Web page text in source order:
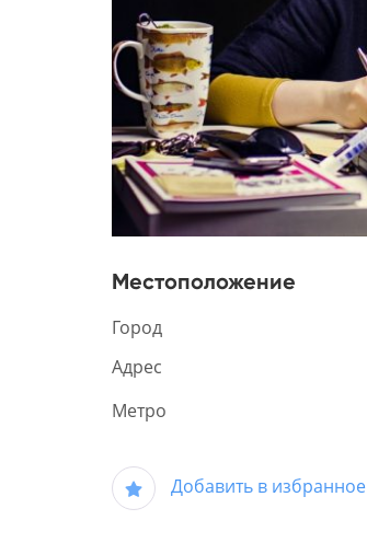
Местоположение
Город
Адрес
Метро
Добавить в избранное